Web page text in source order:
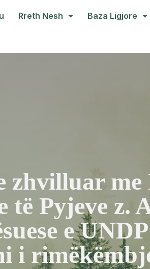
Rreth Nesh Baza Ligjore
zhvilluar
të Pyjeve
e
i